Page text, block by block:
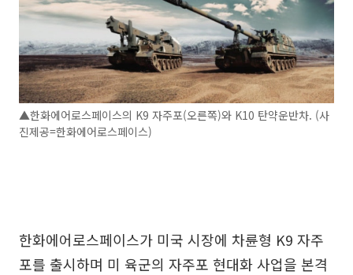
▲한화에어로스페이스의 K9 자주포(오른쪽)와 K10 탄약운반차. (사
진제공=한화에어로스페이스)
한화에어로스페이스가 미국 시장에 차륜형 K9 자주
포를 출시하며 미 육군의 자주포 현대화 사업을 본격